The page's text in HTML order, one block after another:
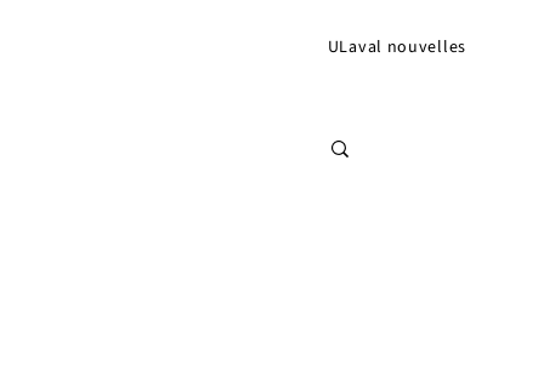
ULaval nouvelles